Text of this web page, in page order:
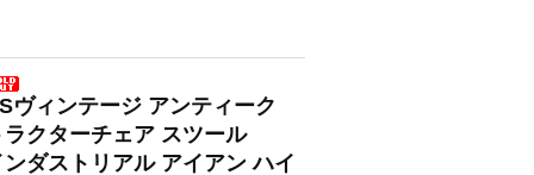
ヴィンテージ アンティーク
ラクターチェア スツール
ンダストリアル アイアン ハイ